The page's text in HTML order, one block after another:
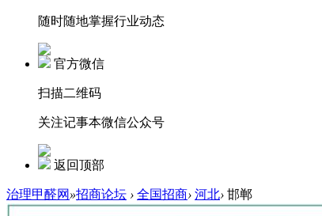
随时随地掌握行业动态
官方微信
扫描二维码
关注记事本微信公众号
返回顶部
治理甲醛网 »招商论坛 › 全国招商› 河北› 邯郸